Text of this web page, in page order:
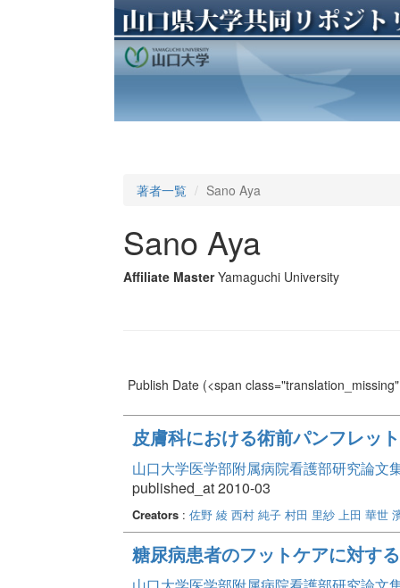
著者一覧 Sano Aya
Sano Aya
Affiliate Master Yamaguchi University
Publish Date(<span
皮膚科における術前パンフレッ
山口大学医学部附属病院看護部研究論文
published_at 2010-03
Creators: 佐野 綾 西村 純子 村田 里紗 上田 華世
糖尿病患者のフットケアに対す